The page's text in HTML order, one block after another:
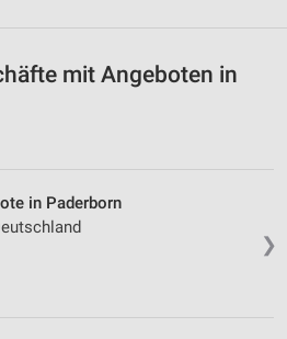
mit Angeboten in
❯
in Paderborn